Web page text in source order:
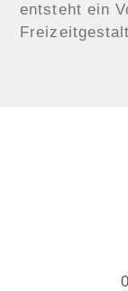
entsteht ein